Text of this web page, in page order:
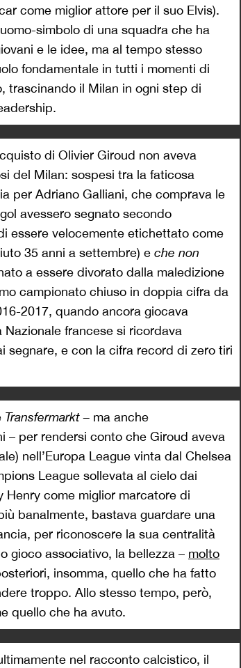
come miglior attore per il suo Elvis).
simbolo di una squadra che ha
e le idee, ma al tempo stesso
fondamentale in tutti i momenti di
trascinando il Milan in ogni step di
di Olivier Giroud non aveva
del Milan: sospesi tra la faticosa
per Adriano Galliani, che comprava le
avessero segnato secondo
essere velocemente etichettato come
35 anni a settembre) e che non
a essere divorato dalla maledizione
campionato chiuso in doppia cifra da
2017, quando ancora giocava
Nazionale francese si ricordava
segnare, e con la cifra record di zero tiri
Transfermarkt – ma anche
– per rendersi conto che Giroud aveva
nell’Europa League vinta dal Chelsea
League sollevata al cielo dai
Henry come miglior marcatore di
banalmente, bastava guardare una
per riconoscere la sua centralità
gioco associativo, la bellezza – molto
insomma, quello che ha fatto
troppo. Allo stesso tempo, però,
quello che ha avuto.
nel racconto calcistico, il